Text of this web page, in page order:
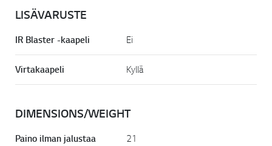
LISÄVARUSTE
IR Blaster -kaapeli Ei
Virtakaapeli Kyllä
DIMENSIONS/WEIGHT
Paino ilman jalustaa 21